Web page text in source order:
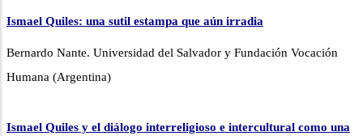
Ismael Quiles: una sutil estampa que aún irradia
Bernardo Nante. Universidad del Salvador y Fundación Vocación
Humana (Argentina)
Ismael Quiles y el diálogo interreligioso e intercultural como una